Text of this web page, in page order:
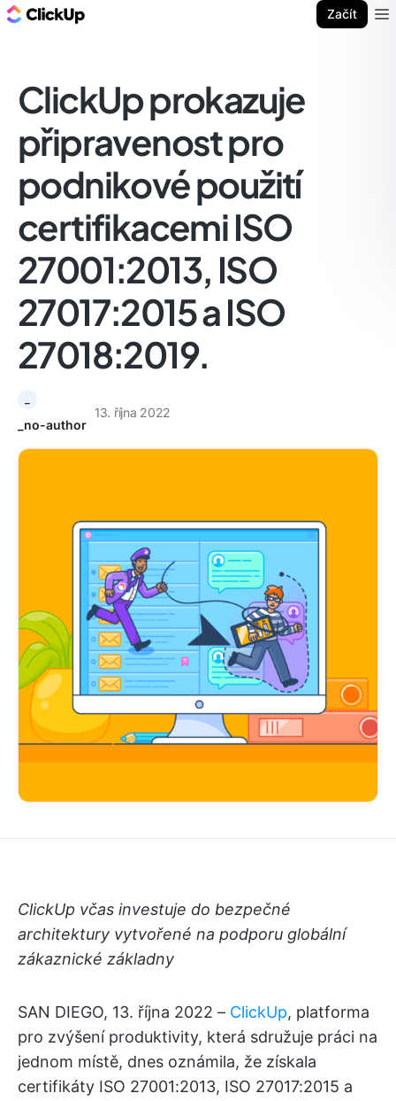
Začít
ClickUp prokazuje
připravenost pro
podnikové použití
certifikacemi ISO
27001:2013, ISO
27017:2015 a ISO
27018:2019.
_no-author
13. října 2022
ClickUp včas investuje do bezpečné
architektury vytvořené na podporu globální
zákaznické základny
SAN DIEGO, 13. října 2022 – ClickUp, platforma
pro zvýšení produktivity, která sdružuje práci na
jednom místě, dnes oznámila, že získala
certifikáty ISO 27001:2013, ISO 27017:2015 a